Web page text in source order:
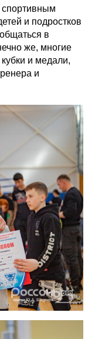
спортивным
и подростков
в
же, многие
и медали,
и